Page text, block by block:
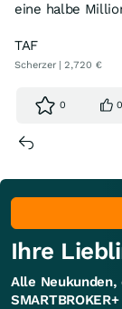
eine halbe
TAF
Scherzer | 2,720 €
0 0
Ihre
Alle Neukunden,